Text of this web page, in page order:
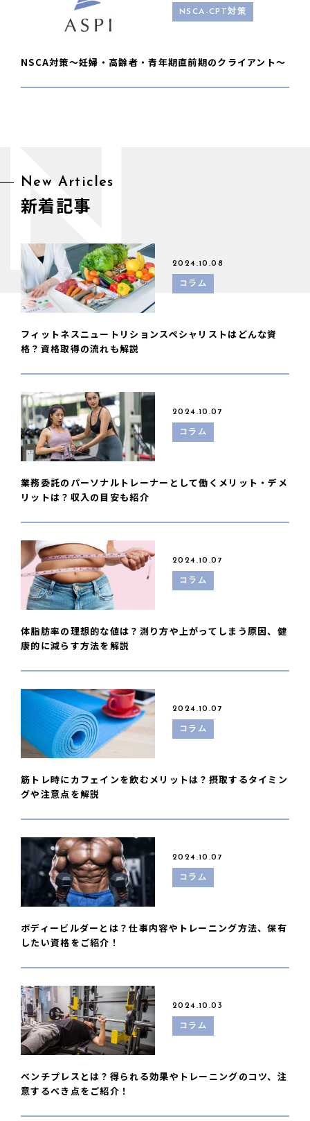
NSCA-CPT対策
NSCA対策〜妊婦・高齢者・青年期直前期のクライアント〜
New Articles
新着記事
2024.10.08
コラム
フィットネスニュートリションスペシャリストはどんな資
格？資格取得の流れも解説
2024.10.07
コラム
業務委託のパーソナルトレーナーとして働くメリット・デメ
リットは？収入の目安も紹介
2024.10.07
コラム
体脂肪率の理想的な値は？測り方や上がってしまう原因、健
康的に減らす方法を解説
2024.10.07
コラム
筋トレ時にカフェインを飲むメリットは？摂取するタイミン
グや注意点を解説
2024.10.07
コラム
ボディービルダーとは？仕事内容やトレーニング方法、保有
したい資格をご紹介！
2024.10.03
コラム
ベンチプレスとは？得られる効果やトレーニングのコツ、注
意するべき点をご紹介！